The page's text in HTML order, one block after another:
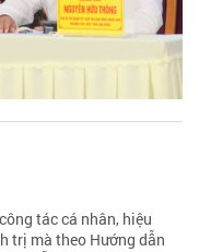
tác cá nhân, hiệu
trị mà theo Hướng dẫn